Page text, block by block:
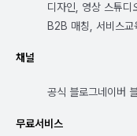
디자인, 영상 스튜디
B2B 매칭, 서비스교
채널
공식 블로그네이버
무료서비스